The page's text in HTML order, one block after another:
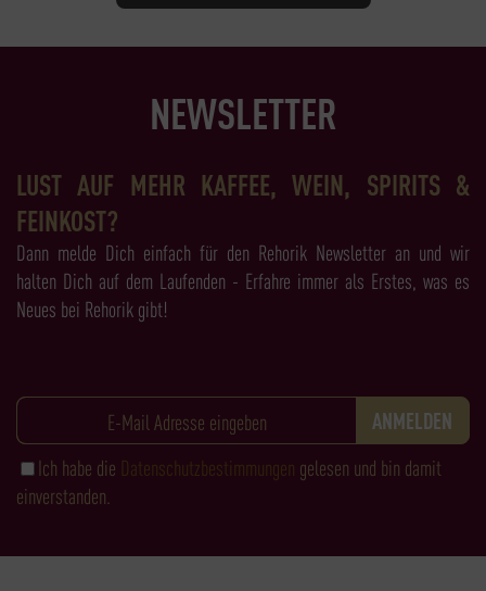
NEWSLETTER
LUST AUF MEHR KAFFEE, WEIN, SPIRITS &
FEINKOST?
Dann melde Dich einfach für den Rehorik Newsletter an und wir
halten Dich auf dem Laufenden - Erfahre immer als Erstes, was es
Neues bei Rehorik gibt!
Ich habe die Datenschutzbestimmungen gelesen und bin damit
einverstanden.